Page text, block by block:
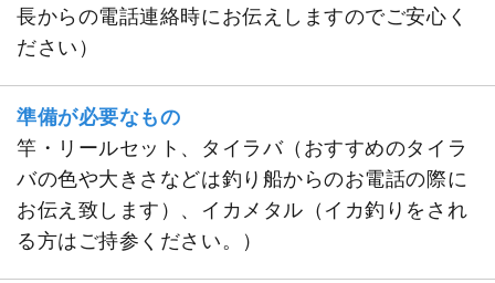
長からの電話連絡時にお伝えしますのでご安心く
ださい）
準備が必要なもの
竿・リールセット、タイラバ（おすすめのタイラ
バの色や大きさなどは釣り船からのお電話の際に
お伝え致します）、イカメタル（イカ釣りをされ
る方はご持参ください。）